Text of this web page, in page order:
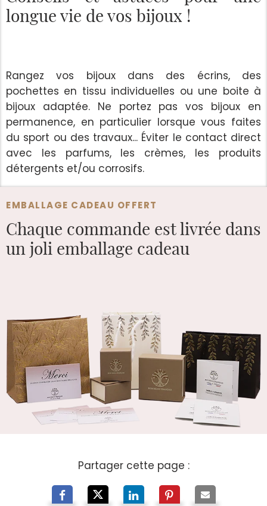
EMBALLAGE CADEAU OFFERT
Chaque commande est livrée dans
un joli emballage cadeau
longue vie de vos bijoux !
Rangez vos bijoux dans des écrins, des
pochettes en tissu individuelles ou une boite à
bijoux adaptée. Ne portez pas vos bijoux en
permanence, en particulier lorsque vous faites
du sport ou des travaux... Éviter le contact direct
avec les parfums, les crèmes, les produits
détergents et/ou corrosifs.
Partager cette page :